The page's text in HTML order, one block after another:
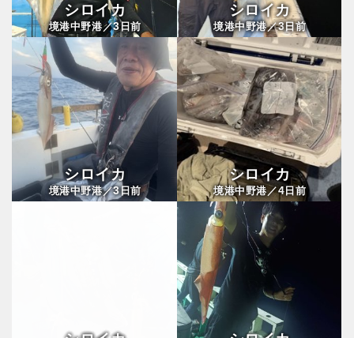
シロイカ
境港中野港／3日前
シロイカ
境港中野港／3日前
シロイカ
境港中野港／3日前
シロイカ
境港中野港／4日前